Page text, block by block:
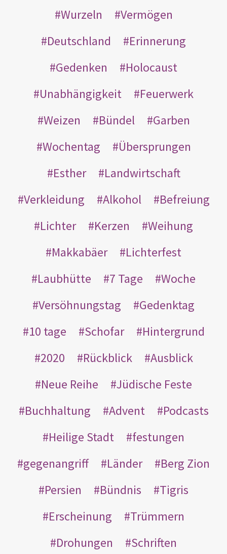
Wurzeln
Vermögen
Deutschland
Erinnerung
Gedenken
Holocaust
Unabhängigkeit
Feuerwerk
Weizen
Bündel
Garben
Wochentag
Übersprungen
Esther
Landwirtschaft
Verkleidung
Alkohol
Befreiung
Lichter
Kerzen
Weihung
Makkabäer
Lichterfest
Laubhütte
7 Tage
Woche
Versöhnungstag
Gedenktag
10 tage
Schofar
Hintergrund
2020
Rückblick
Ausblick
Neue Reihe
Jüdische Feste
Buchhaltung
Advent
Podcasts
Heilige Stadt
festungen
gegenangriff
Länder
Berg Zion
Persien
Bündnis
Tigris
Erscheinung
Trümmern
Drohungen
Schriften